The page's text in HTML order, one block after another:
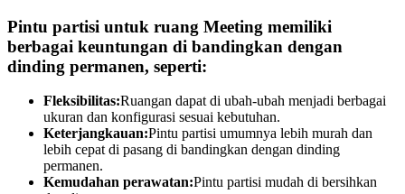
Pintu partisi untuk ruang Meeting memiliki
berbagai keuntungan di bandingkan dengan
dinding permanen, seperti:
Fleksibilitas:Ruangan dapat di ubah-ubah menjadi berbagai
ukuran dan konfigurasi sesuai kebutuhan.
Keterjangkauan:Pintu partisi umumnya lebih murah dan
lebih cepat di pasang di bandingkan dengan dinding
permanen.
Kemudahan perawatan:Pintu partisi mudah di bersihkan